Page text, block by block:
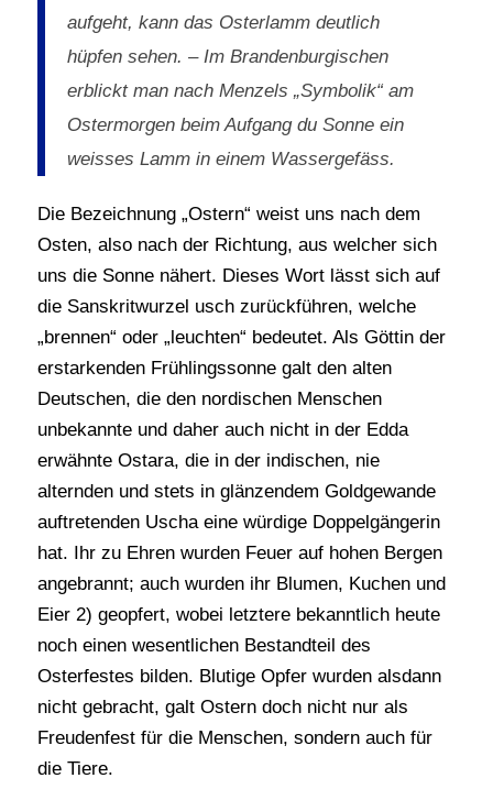
aufgeht, kann das Osterlamm deutlich
hüpfen sehen. – Im Brandenburgischen
erblickt man nach Menzels „Symbolik“ am
Ostermorgen beim Aufgang du Sonne ein
weisses Lamm in einem Wassergefäss.
Die Bezeichnung „Ostern“ weist uns nach dem
Osten, also nach der Richtung, aus welcher sich
uns die Sonne nähert. Dieses Wort lässt sich auf
die Sanskritwurzel usch zurückführen, welche
„brennen“ oder „leuchten“ bedeutet. Als Göttin der
erstarkenden Frühlingssonne galt den alten
Deutschen, die den nordischen Menschen
unbekannte und daher auch nicht in der Edda
erwähnte Ostara, die in der indischen, nie
alternden und stets in glänzendem Goldgewande
auftretenden Uscha eine würdige Doppelgängerin
hat. Ihr zu Ehren wurden Feuer auf hohen Bergen
angebrannt; auch wurden ihr Blumen, Kuchen und
Eier 2) geopfert, wobei letztere bekanntlich heute
noch einen wesentlichen Bestandteil des
Osterfestes bilden. Blutige Opfer wurden alsdann
nicht gebracht, galt Ostern doch nicht nur als
Freudenfest für die Menschen, sondern auch für
die Tiere.